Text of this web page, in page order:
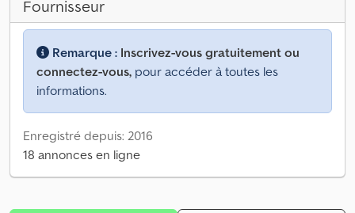
Fournisseur
Remarque : Inscrivez-vous gratuitement ou
connectez-vous, pour accéder à toutes les
informations.
Enregistré depuis: 2016
18 annonces en ligne